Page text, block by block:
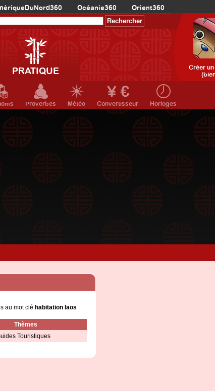
Océanie360 Orient360
PRATIQUE
Créer
Proverbes Météo Convertisseur Horloges
au mot clé habitation laos
Thèmes
Touristiques